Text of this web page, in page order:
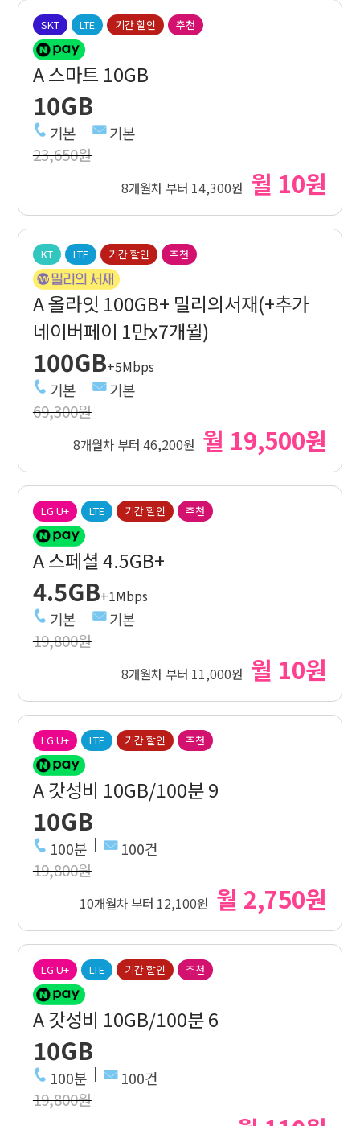
SKT LTE 기간 할인 추천
A 스마트 10GB
10GB
기본 기본
23,650원
8개월차 부터 14,300원 월 10원
KT LTE 기간 할인 추천
A 올라잇 100GB+ 밀리의서재(+추가
네이버페이 1만x7개월)
100GB+5Mbps
기본 기본
69,300원
8개월차 부터 46,200원 월 19,500원
LG U+ LTE 기간 할인 추천
A 스페셜 4.5GB+
4.5GB+1Mbps
기본 기본
19,800원
8개월차 부터 11,000원 월 10원
LG U+ LTE 기간 할인 추천
A 갓성비 10GB/100분 9
10GB
100분 100건
19,800원
10개월차 부터 12,100원 월 2,750원
LG U+ LTE 기간 할인 추천
A 갓성비 10GB/100분 6
10GB
100분 100건
19,800원